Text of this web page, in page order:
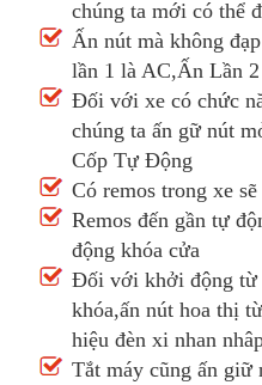
chúng ta mới có thể
Ấn nút mà không
lần 1 là AC,Ấn Lần
Đối với xe có chức
chúng ta ấn gữ nút
Cốp Tự Động
Có remos trong xe
Remos đến gần tự
động khóa cửa
Đối với khởi động từ
khóa,ấn nút hoa thị
hiệu đèn xi nhan
Tắt máy cũng ấn